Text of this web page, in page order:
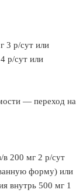
3 р/сут или
р/сут или
— переход на
в 200 мг 2 р/сут
форму) или
внутрь 500 мг 1